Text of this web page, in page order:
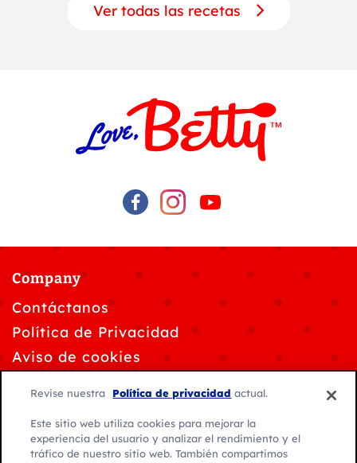
Ver todas las recetas
Company
Contáctanos
Política de Privacidad
Aviso de cookies
Condiciones de Uso
Revise nuestra Política de privacidad actual.
Este sitio web utiliza cookies para mejorar la
experiencia del usuario y analizar el rendimiento y el
tráfico de nuestro sitio web. También compartimos